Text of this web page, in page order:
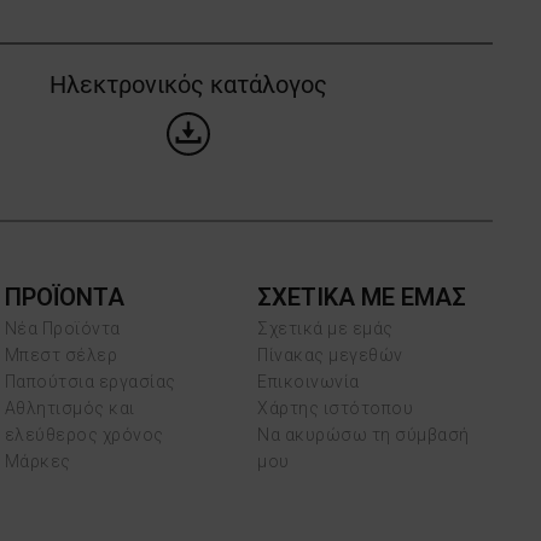
Ηλεκτρονικός κατάλογος
ΠΡΟΪΌΝΤΑ
Νέα Προϊόντα
Μπεστ σέλερ
Παπούτσια εργασίας
Αθλητισμός και
ελεύθερος χρόνος
Μάρκες
ΣΧΕΤΙΚΑ ΜΕ ΕΜΑΣ
Σχετικά με εμάς
Πίνακας μεγεθών
Επικοινωνία
Χάρτης ιστότοπου
Να ακυρώσω τη σύμβασή
μου